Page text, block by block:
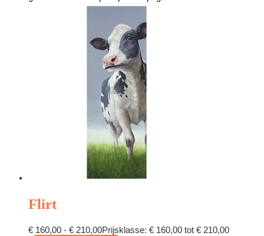
Flirt
€ 160,00 - € 210,00Prijsklasse: € 160,00 tot € 210,00